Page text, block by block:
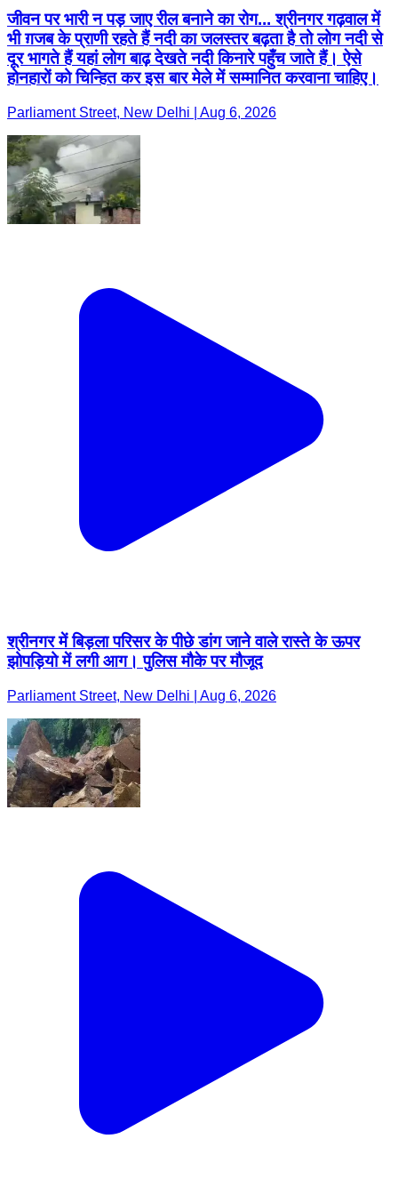
जीवन पर भारी न पड़ जाए रील बनाने का रोग... श्रीनगर गढ़वाल में
भी ग़जब के प्राणी रहते हैं नदी का जलस्तर बढ़ता है तो लोग नदी से
दूर भागते हैं यहां लोग बाढ़ देखते नदी किनारे पहुँच जाते हैं। ऐसे
होनहारों को चिन्हित कर इस बार मेले में सम्मानित करवाना चाहिए।
Parliament Street, New Delhi | Aug 6, 2026
श्रीनगर में बिड़ला परिसर के पीछे डांग जाने वाले रास्ते के ऊपर
झोपड़ियो में लगी आग। पुलिस मौके पर मौजूद
Parliament Street, New Delhi | Aug 6, 2026